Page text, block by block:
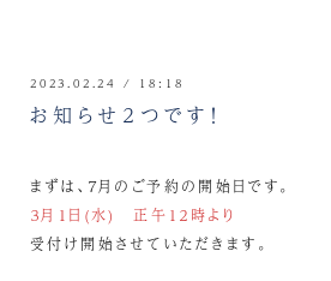
2023.02.24 / 18:18
お知らせ２つです！
まずは、７月のご予約の開始日です。
３月１日(水) 正午１２時より
受付け開始させていただきます。